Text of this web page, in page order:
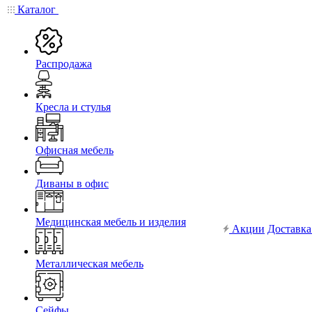
Каталог
Распродажа
Кресла и стулья
Офисная мебель
Диваны в офис
Медицинская мебель и изделия
Металлическая мебель
Акции